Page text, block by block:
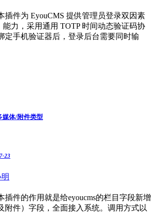
插件为 EyouCMS 提供管理员登录双因素
能力，采用通用 TOTP 时间动态验证码协
定手机验证器后，登录后台需要同时输
媒体/附件类型
23
插件的作用就是给eyoucms的栏目字段新增
附件）字段，全面接入系统。调用方式以